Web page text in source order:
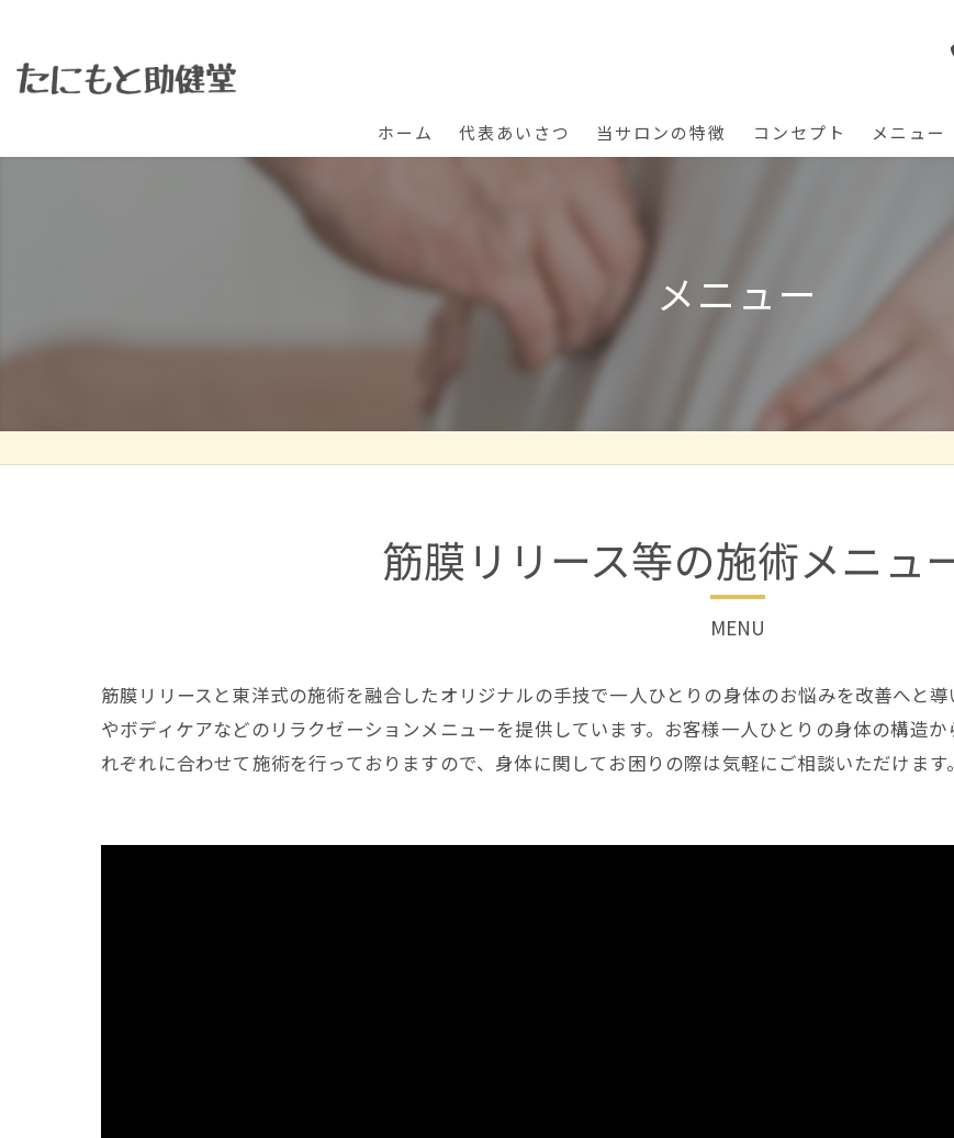
ホーム 代表あいさつ 当サロンの特徴
腰痛
猫背
リハビリ
コンセプト メニュー
メニュー
筋膜リリース等の施術メニュ
MENU
筋膜リリースと東洋式の施術を融合したオリジナルの手技で一人ひとりの身体のお悩みを改善へと
やボディケアなどのリラクゼーションメニューを提供しています。お客様一人ひとりの身体の構造
れぞれに合わせて施術を行っておりますので、身体に関してお困りの際は気軽にご相談いただけます。